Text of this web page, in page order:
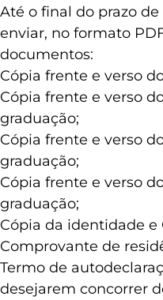
Até o final do prazo
enviar, no formato
documentos:
Cópia frente e verso
Cópia frente e verso
graduação;
Cópia frente e verso
graduação;
Cópia frente e verso
graduação;
Cópia da identidade e
Comprovante de
Termo de
desejarem concorrer